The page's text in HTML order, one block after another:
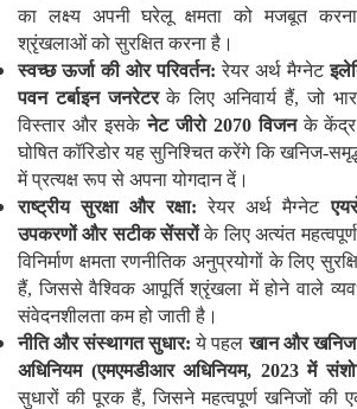
का लक्ष्य अपनी घरेलू क्षमता को मजबूत करना
श्रृंखलाओं को सुरक्षित करना है।
स्वच्छ ऊर्जा की ओर परिवर्तन: रेयर अर्थ मैग्नेट
पवन टर्बाइन जनरेटरके लिए अनिवार्य हैं, जो
विस्तार और इसकेनेट जीरो 2070विजनके केंद्र
घोषित कॉरिडोर यह सुनिश्चित करेंगे कि खनिज-
में प्रत्यक्ष रूप से अपना योगदान दें।
राष्ट्रीय सुरक्षा और रक्षा: रेयर अर्थ मैग्नेट
उपकरणों और सटीक सेंसरोंके लिए अत्यंत
विनिर्माण क्षमता रणनीतिक अनुप्रयोगों के लिए
हैं, जिससे वैश्विक आपूर्ति श्रृंखला में होने वाले
संवेदनशीलता कम हो जाती है।
नीति और संस्थागत सुधार: ये पहलखान और खनिज
अधिनियम (एमएमडीआर अधिनियम, 2023में
सुधारों की पूरक हैं, जिसने महत्वपूर्ण खनिजों की